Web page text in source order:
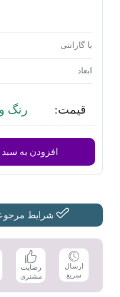
با گارانتی
ابعاد
قیمت: رنگ و
افزودن به سبد
شرایط مرجوعی
ارسال
سریع
رضایت
مشتری